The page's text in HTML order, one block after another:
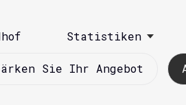
Statistiken
Sie Ihr Angebot